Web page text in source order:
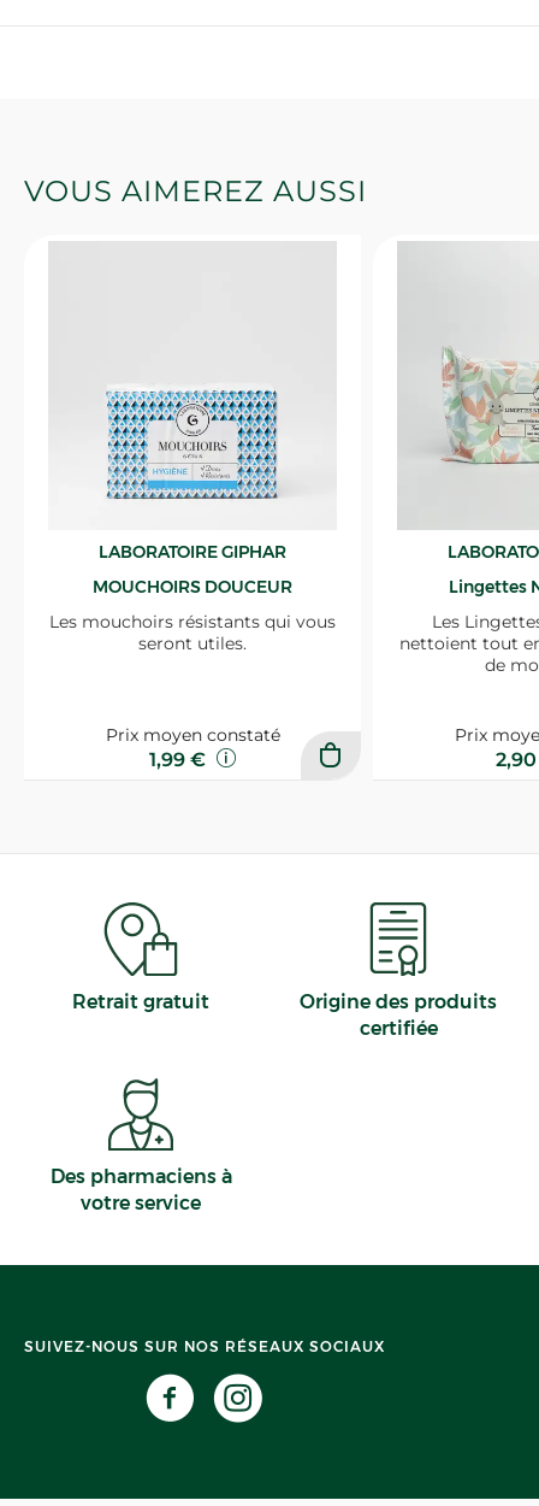
VOUS AIMEREZ AUSSI
LABORATOIRE GIPHAR
MOUCHOIRS DOUCEUR
Les mouchoirs résistants qui vous
seront utiles.
Prix moyen constaté
1,99 €
Lingettes
Les
nettoient tout
de
Prix
Retrait gratuit
Origine des produits
certifiée
Des pharmaciens à
votre service
SUIVEZ-NOUS SUR NOS RÉSEAUX SOCIAUX